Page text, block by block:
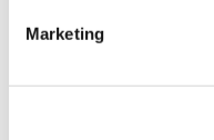
Marketing